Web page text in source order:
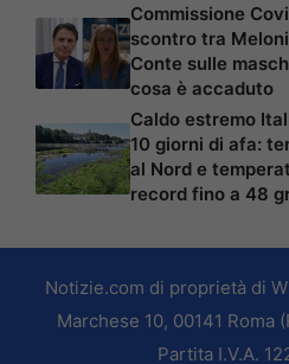
Commissione
scontro tra
Conte sulle
cosa è accaduto
Caldo estremo
10 giorni di afa:
al Nord e
record fino a 48
Notizie.com di proprietà di
Marchese 10, 00141 Roma
Partita I.V.A.